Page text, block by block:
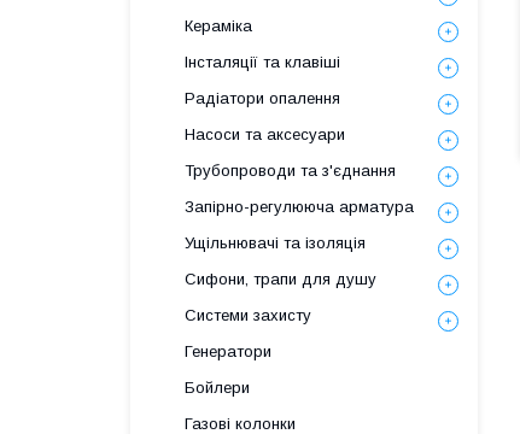
Кераміка
Інсталяції та клавіші
Радіатори опалення
Насоси та аксесуари
Трубопроводи та з'єднання
Запірно-регулююча арматура
Ущільнювачі та ізоляція
Сифони, трапи для душу
Системи захисту
Генератори
Бойлери
Газові колонки